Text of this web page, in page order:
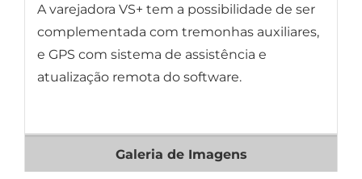
A varejadora VS+ tem a possibilidade de ser
complementada com tremonhas auxiliares,
e GPS com sistema de assistência e
atualização remota do software.
Galeria de Imagens